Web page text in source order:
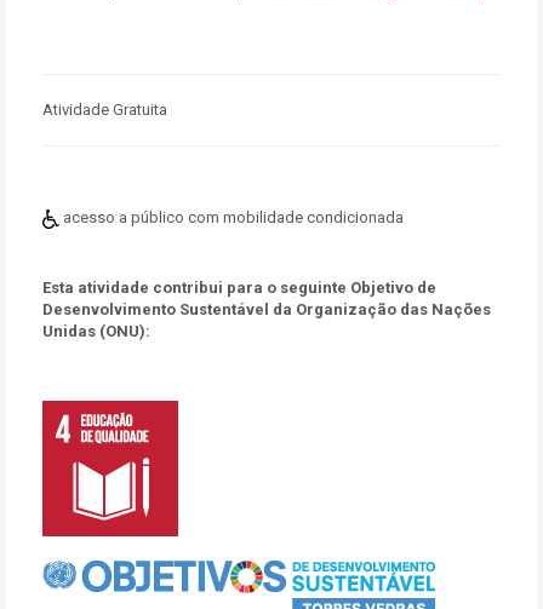
Atividade Gratuita
acesso a público com mobilidade condicionada
Esta atividade contribui para o seguinte Objetivo de
Desenvolvimento Sustentável da Organização das Nações
Unidas (ONU):